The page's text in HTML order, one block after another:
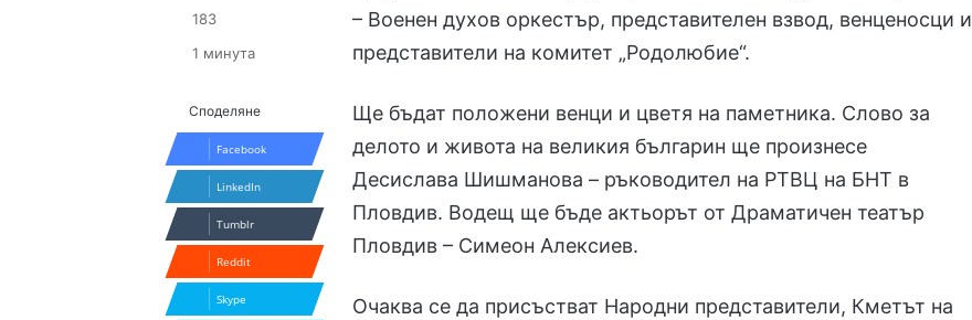
– Военен духов оркестър, представителен взвод, венценосци и
представители на комитет „Родолюбие“.
Ще бъдат положени венци и цветя на паметника. Слово за
делото и живота на великия българин ще произнесе
Десислава Шишманова – ръководител на РТВЦ на БНТ в
Пловдив. Водещ ще бъде актьорът от Драматичен театър
Пловдив – Симеон Алексиев.
Очаква се да присъстват Народни представители, Кметът на
183
1 минута
Споделяне
Facebook
LinkedIn
Tumblr
Reddit
Skype